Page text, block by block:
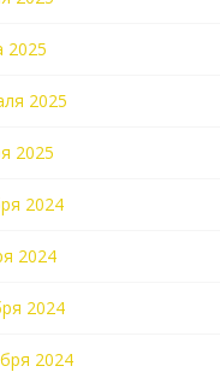
2025
2025
2025
2024
2024
2024
2024